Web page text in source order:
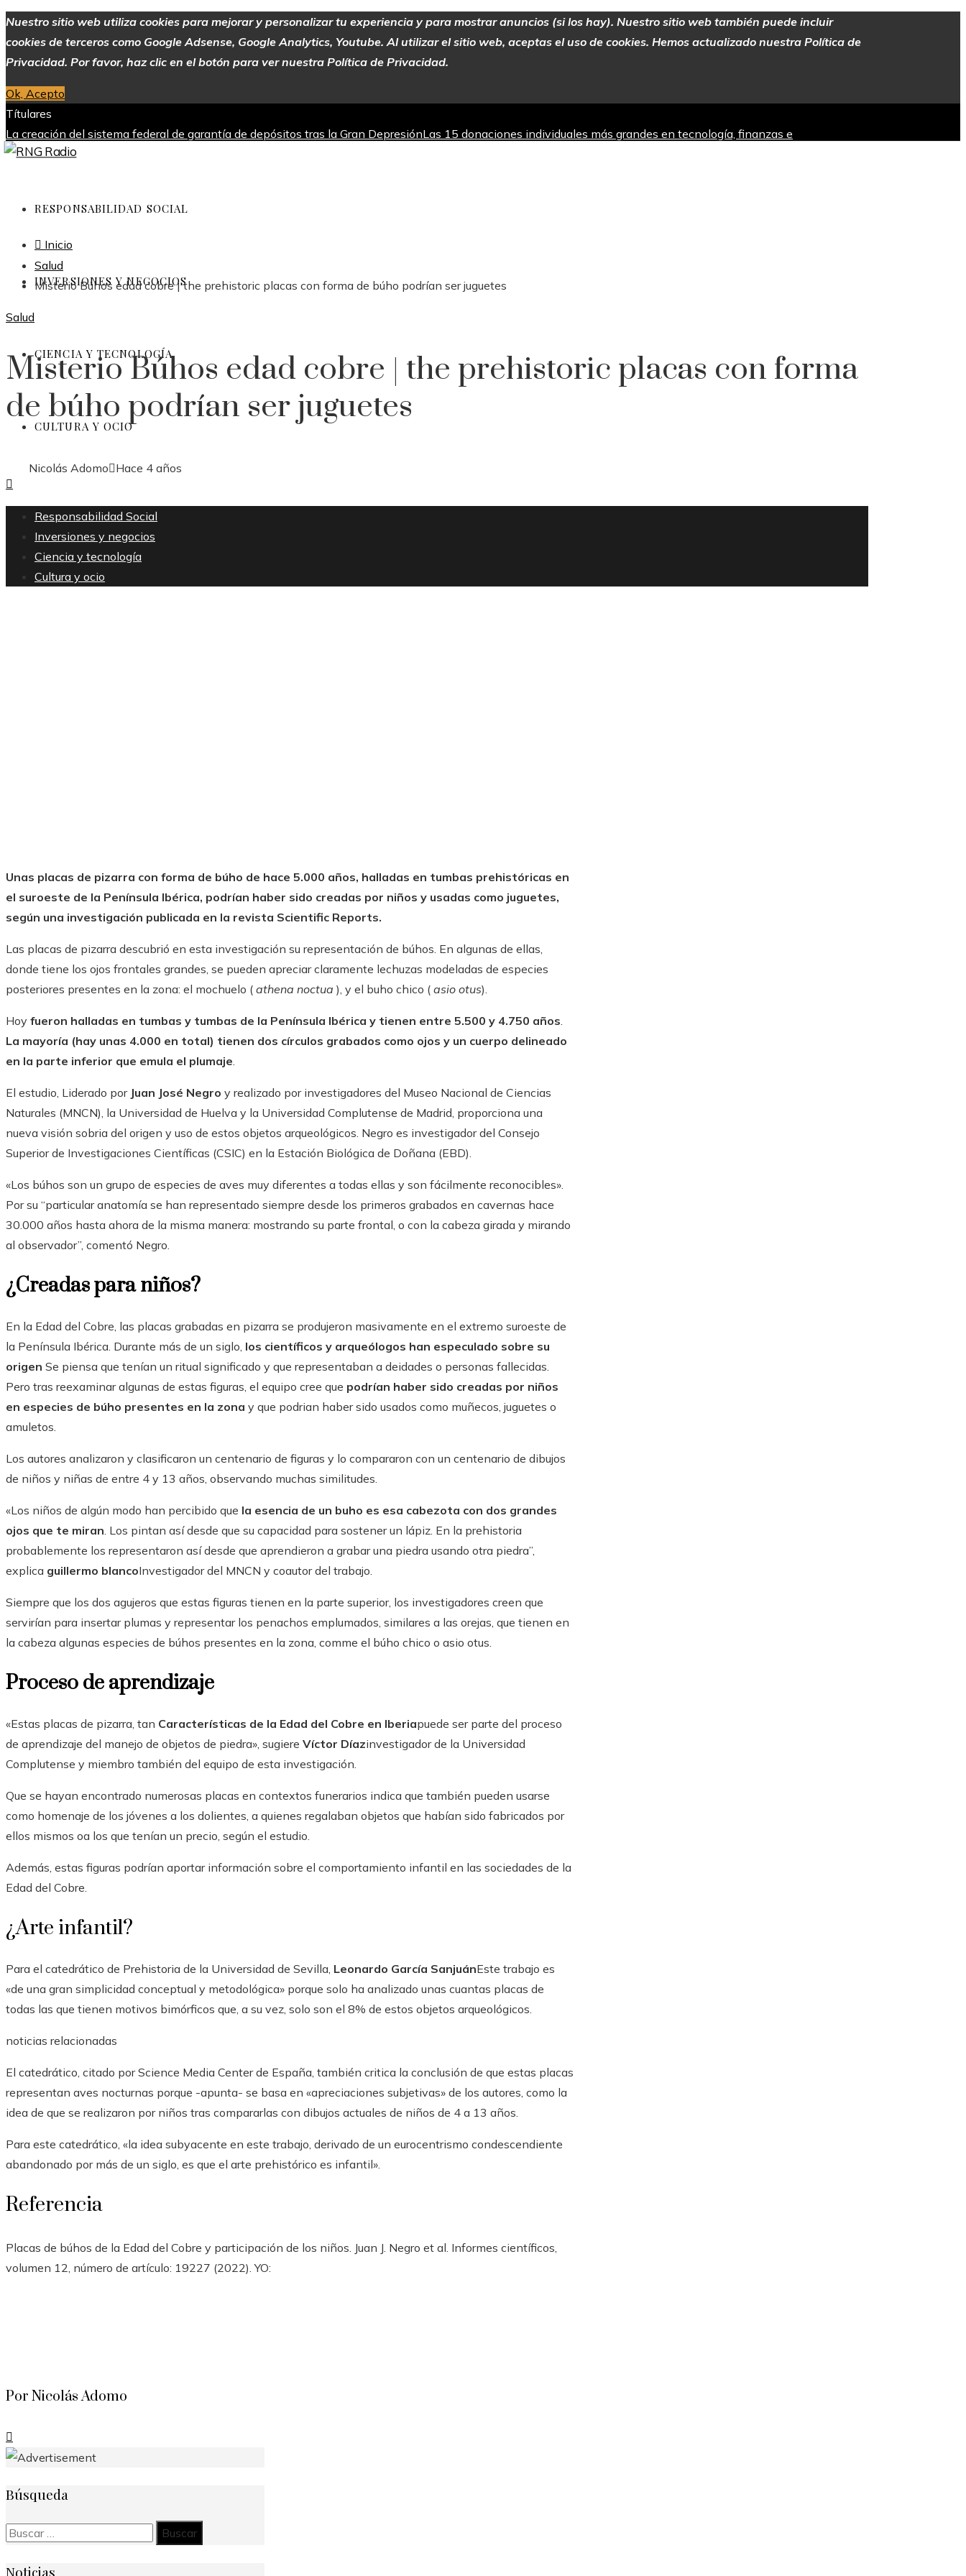
Nuestro sitio web utiliza cookies para mejorar y personalizar tu experiencia y para mostrar anuncios (si los hay). Nuestro sitio web también puede incluir
cookies de terceros como Google Adsense, Google Analytics, Youtube. Al utilizar el sitio web, aceptas el uso de cookies. Hemos actualizado nuestra Política de
Privacidad. Por favor, haz clic en el botón para ver nuestra Política de Privacidad.
Ok, Acepto
Títulares
La creación del sistema federal de garantía de depósitos tras la Gran DepresiónLas 15 donaciones individuales más grandes en tecnología, finanzas e
industriaAlimentos con alto contenido de vitamina C para mejorar la absorción de hierro
RESPONSABILIDAD SOCIAL
INVERSIONES Y NEGOCIOS
CIENCIA Y TECNOLOGÍA
CULTURA Y OCIO
Responsabilidad Social
Inversiones y negocios
Ciencia y tecnología
Cultura y ocio
Inicio
Salud
Misterio Búhos edad cobre | the prehistoric placas con forma de búho podrían ser juguetes
Salud
Misterio Búhos edad cobre | the prehistoric placas con forma
de búho podrían ser juguetes
Nicolás Adomo Hace 4 años
Unas placas de pizarra con forma de búho de hace 5.000 años, halladas en tumbas prehistóricas en
el suroeste de la Península Ibérica, podrían haber sido creadas por niños y usadas como juguetes,
según una investigación publicada en la revista Scientific Reports.
Las placas de pizarra descubrió en esta investigación su representación de búhos. En algunas de ellas,
donde tiene los ojos frontales grandes, se pueden apreciar claramente lechuzas modeladas de especies
posteriores presentes en la zona: el mochuelo ( athena noctua ), y el buho chico ( asio otus).
Hoy fueron halladas en tumbas y tumbas de la Península Ibérica y tienen entre 5.500 y 4.750 años.
La mayoría (hay unas 4.000 en total) tienen dos círculos grabados como ojos y un cuerpo delineado
en la parte inferior que emula el plumaje.
El estudio, Liderado por Juan José Negro y realizado por investigadores del Museo Nacional de Ciencias
Naturales (MNCN), la Universidad de Huelva y la Universidad Complutense de Madrid, proporciona una
nueva visión sobria del origen y uso de estos objetos arqueológicos. Negro es investigador del Consejo
Superior de Investigaciones Científicas (CSIC) en la Estación Biológica de Doñana (EBD).
«Los búhos son un grupo de especies de aves muy diferentes a todas ellas y son fácilmente reconocibles».
Por su “particular anatomía se han representado siempre desde los primeros grabados en cavernas hace
30.000 años hasta ahora de la misma manera: mostrando su parte frontal, o con la cabeza girada y mirando
al observador”, comentó Negro.
¿Creadas para niños?
En la Edad del Cobre, las placas grabadas en pizarra se produjeron masivamente en el extremo suroeste de
la Península Ibérica. Durante más de un siglo, los científicos y arqueólogos han especulado sobre su
origen Se piensa que tenían un ritual significado y que representaban a deidades o personas fallecidas.
Pero tras reexaminar algunas de estas figuras, el equipo cree que podrían haber sido creadas por niños
en especies de búho presentes en la zona y que podrian haber sido usados ​​como muñecos, juguetes o
amuletos.
Los autores analizaron y clasificaron un centenario de figuras y lo compararon con un centenario de dibujos
de niños y niñas de entre 4 y 13 años, observando muchas similitudes.
«Los niños de algún modo han percibido que la esencia de un buho es esa cabezota con dos grandes
ojos que te miran. Los pintan así desde que su capacidad para sostener un lápiz. En la prehistoria
probablemente los representaron así desde que aprendieron a grabar una piedra usando otra piedra”,
explica guillermo blancoInvestigador del MNCN y coautor del trabajo.
Siempre que los dos agujeros que estas figuras tienen en la parte superior, los investigadores creen que
servirían para insertar plumas y representar los penachos emplumados, similares a las orejas, que tienen en
la cabeza algunas especies de búhos presentes en la zona, comme el búho chico o asio otus.
Proceso de aprendizaje
«Estas placas de pizarra, tan Características de la Edad del Cobre en Iberiapuede ser parte del proceso
de aprendizaje del manejo de objetos de piedra», sugiere Víctor Díazinvestigador de la Universidad
Complutense y miembro también del equipo de esta investigación.
Que se hayan encontrado numerosas placas en contextos funerarios indica que también pueden usarse
como homenaje de los jóvenes a los dolientes, a quienes regalaban objetos que habían sido fabricados por
ellos mismos oa los que tenían un precio, según el estudio.
Además, estas figuras podrían aportar información sobre el comportamiento infantil en las sociedades de la
Edad del Cobre.
¿Arte infantil?
Para el catedrático de Prehistoria de la Universidad de Sevilla, Leonardo García SanjuánEste trabajo es
«de una gran simplicidad conceptual y metodológica» porque solo ha analizado unas cuantas placas de
todas las que tienen motivos bimórficos que, a su vez, solo son el 8% de estos objetos arqueológicos.
noticias relacionadas
El catedrático, citado por Science Media Center de España, también critica la conclusión de que estas placas
representan aves nocturnas porque -apunta- se basa en «apreciaciones subjetivas» de los autores, como la
idea de que se realizaron por niños tras compararlas con dibujos actuales de niños de 4 a 13 años.
Para este catedrático, «la idea subyacente en este trabajo, derivado de un eurocentrismo condescendiente
abandonado por más de un siglo, es que el arte prehistórico es infantil».
Referencia
Placas de búhos de la Edad del Cobre y participación de los niños. Juan J. Negro et al. Informes científicos,
volumen 12, número de artículo: 19227 (2022). YO:
Por Nicolás Adomo
Búsqueda
Buscar:
Noticias